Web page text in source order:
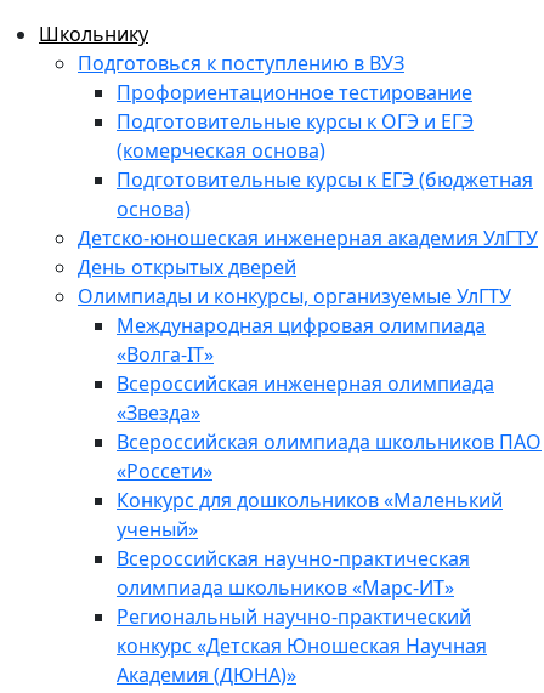
Школьнику
Подготовься к поступлению в ВУЗ
Профориентационное тестирование
Подготовительные курсы к ОГЭ и ЕГЭ
(комерческая основа)
Подготовительные курсы к ЕГЭ (бюджетная
основа)
Детско-юношеская инженерная академия УлГТУ
День открытых дверей
Олимпиады и конкурсы, организуемые УлГТУ
Международная цифровая олимпиада
«Волга-IT»
Всероссийская инженерная олимпиада
«Звезда»
Всероссийская олимпиада школьников ПАО
«Россети»
Конкурс для дошкольников «Маленький
ученый»
Всероссийская научно-практическая
олимпиада школьников «Марс-ИТ»
Региональный научно-практический
конкурс «Детская Юношеская Научная
Академия (ДЮНА)»